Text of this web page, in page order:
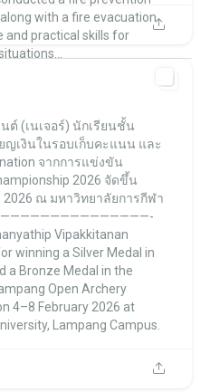
with a fire evacuation
and practical skills for
โรงเรียนภัทราวดี หัวหิน แผนกมัธยม Patravadi School Huahin Feb 16
(เนเจอร์) นักเรียนชั้น
ญเงินในรอบเก็บคะแนน และ
จากการแข่งขัน
2026 จัดขึ้น
ณ มหาวิทยาลัยการกีฬา
Vipakkitanan
winning a Silver Medal in
a Bronze Medal in the
Open Archery
4–8 February 2026 at
Lampang Campus.